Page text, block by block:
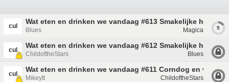
cul
Wat eten en drinken we vandaag #613 Smakelijke hapjes
Blues Magica 5
cul
Wat eten en drinken we vandaag #612 Smakelijke hapjes
ChildoftheStars Blues
cul
Wat eten en drinken we vandaag #611 Corndog en vega
Mikeytt ChildoftheStars